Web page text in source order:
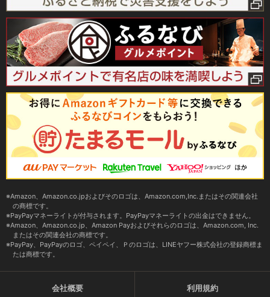
Amazon、Amazon.co.jpおよびそのロゴは、Amazon.com,Inc.またはその関連会社
の商標です。
PayPayマネーライトが付与されます。PayPayマネーライトの出金はできません。
Amazon、Amazon.co.jp、Amazon Payおよびそれらのロゴは、Amazon.com, Inc.
またはその関連会社の商標です。
PayPay、PayPayのロゴ、ペイペイ、Ｐのロゴは、LINEヤフー株式会社の登録商標ま
たは商標です。
会社概要 利用規約